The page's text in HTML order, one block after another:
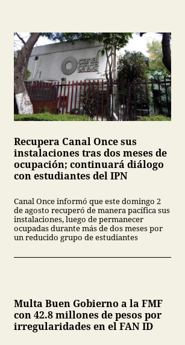
Recupera Canal Once sus
instalaciones tras dos meses de
ocupación; continuará diálogo
con estudiantes del IPN
Canal Once informó que este domingo 2
de agosto recuperó de manera pacífica sus
instalaciones, luego de permanecer
ocupadas durante más de dos meses por
un reducido grupo de estudiantes
Multa Buen Gobierno a la FMF
con 42.8 millones de pesos por
irregularidades en el FAN ID